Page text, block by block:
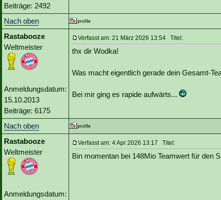
Beiträge: 2492
Nach oben
Rastabooze
Weltmeister
Anmeldungsdatum:
15.10.2013
Beiträge: 6175
Verfasst am: 21 März 2026 13:54 Titel:
thx dir Wodka!
Was macht eigentlich gerade dein Gesamt-
Bei mir ging es rapide aufwärts...
Nach oben
Rastabooze
Weltmeister
Anmeldungsdatum:
Verfasst am: 4 Apr 2026 13:17 Titel:
Bin momentan bei 148Mio Teamwert für den